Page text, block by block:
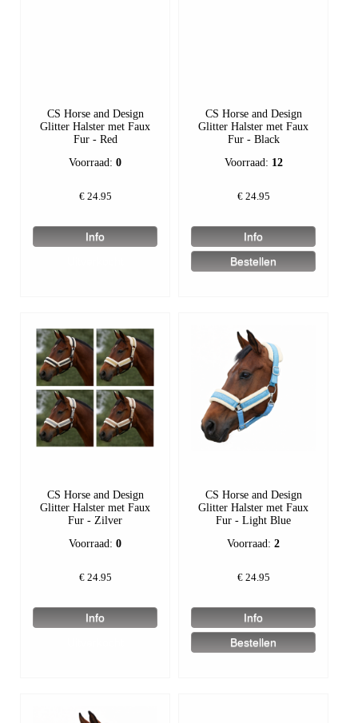
CS Horse and Design
Glitter Halster met Faux
Fur - Red
Voorraad:0
€ 24.95
CS Horse and Design
Glitter Halster met Faux
Fur - Black
Voorraad: 12
€ 24.95
CS Horse and Design
Glitter Halster met Faux
Fur - Zilver
Voorraad:0
€ 24.95
CS Horse and Design
Glitter Halster met Faux
Fur - Light Blue
Voorraad:2
€ 24.95